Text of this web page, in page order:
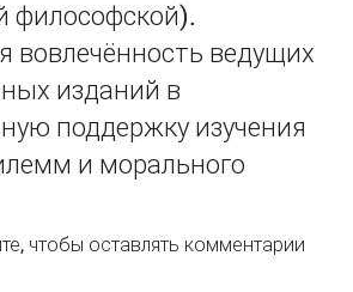
философской).
вовлечённость ведущих
изданий в
поддержку изучения
и морального
анализ научного
, чтобы оставлять комментарии